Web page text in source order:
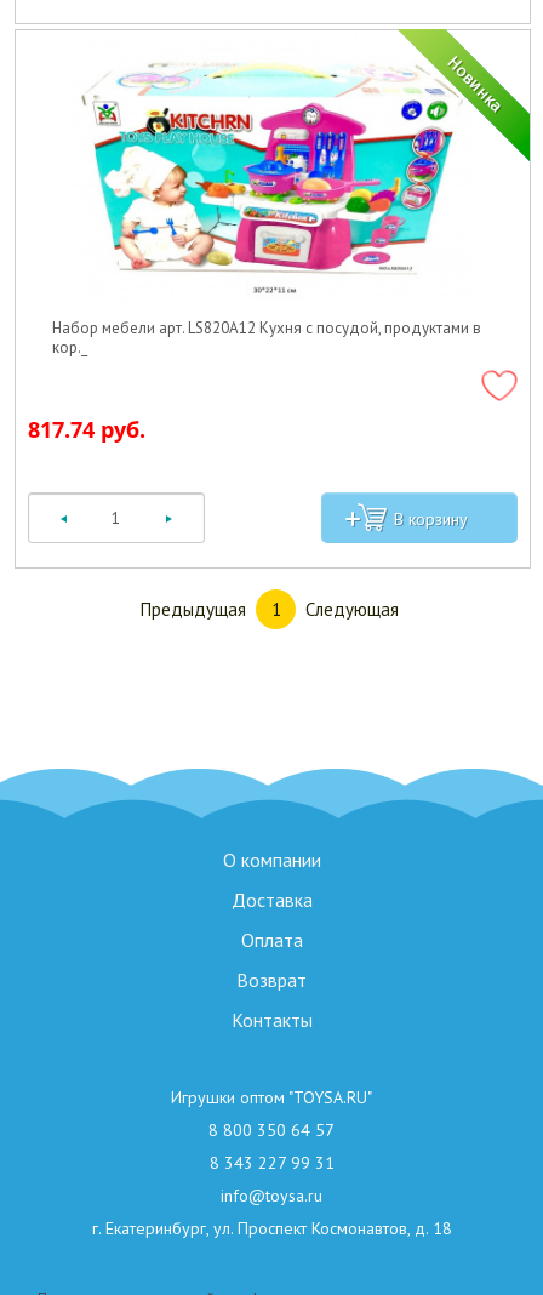
Набор мебели арт. LS820A12 Кухня с посудой, продуктами в
кор._
817.74 руб.
Предыдущая 1 Следующая
О компании
Доставка
Оплата
Возврат
Контакты
Игрушки оптом "TOYSA.RU"
8 800 350 64 57
8 343 227 99 31
info@toysa.ru
г. Екатеринбург, ул. Проспект Космонавтов, д. 18